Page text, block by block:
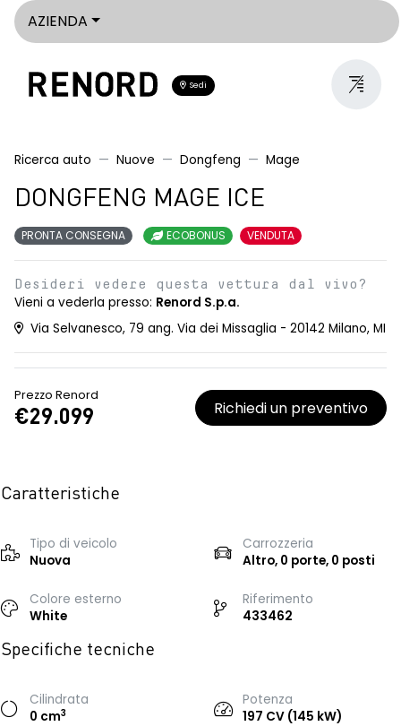
AZIENDA
Sedi
Ricerca auto Nuove Dongfeng Mage
DONGFENG MAGE ICE
PRONTA CONSEGNA ECOBONUS VENDUTA
Desideri vedere questa vettura dal vivo?
Vieni a vederla presso: Renord S.p.a.
Via Selvanesco, 79 ang. Via dei Missaglia - 20142 Milano, MI
Prezzo Renord
€29.099 Richiedi un preventivo
Caratteristiche
Tipo di veicolo
Nuova
Carrozzeria
Altro, 0 porte, 0 posti
Colore esterno
White
Riferimento
433462
Specifiche tecniche
Cilindrata
0 cm3
Potenza
197 CV (145 kW)